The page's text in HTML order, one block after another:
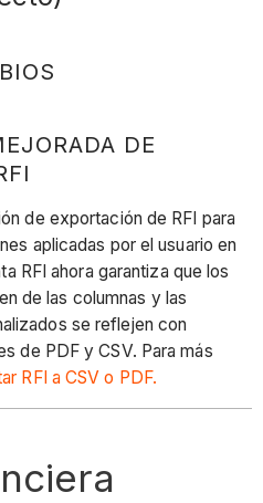
DE
de exportación de RFI para
aplicadas por el usuario en
RFI ahora garantiza que los
de las columnas y las
se reflejen con
de PDF y CSV. Para más
RFI a CSV o PDF.